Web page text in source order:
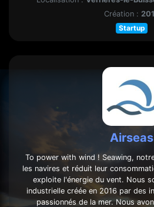
Création :
Startup
Airseas
To power with wind ! Seawing,
les navires et réduit leur
exploite l'énergie du vent. Nous
industrielle créée en 2016 par des
passionnés de la mer. Nous